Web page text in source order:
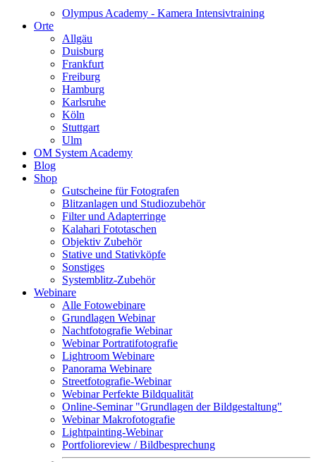
Olympus Academy - Kamera Intensivtraining
Orte
Allgäu
Duisburg
Frankfurt
Freiburg
Hamburg
Karlsruhe
Köln
Stuttgart
Ulm
OM System Academy
Blog
Shop
Gutscheine für Fotografen
Blitzanlagen und Studiozubehör
Filter und Adapterringe
Kalahari Fototaschen
Objektiv Zubehör
Stative und Stativköpfe
Sonstiges
Systemblitz-Zubehör
Webinare
Alle Fotowebinare
Grundlagen Webinar
Nachtfotografie Webinar
Webinar Portratifotografie
Lightroom Webinare
Panorama Webinare
Streetfotografie-Webinar
Webinar Perfekte Bildqualität
Online-Seminar "Grundlagen der Bildgestaltung"
Webinar Makrofotografie
Lightpainting-Webinar
Portfolioreview / Bildbesprechung